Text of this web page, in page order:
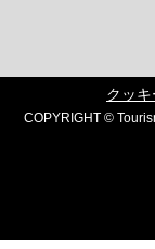
クッ
COPYRIGHT ©